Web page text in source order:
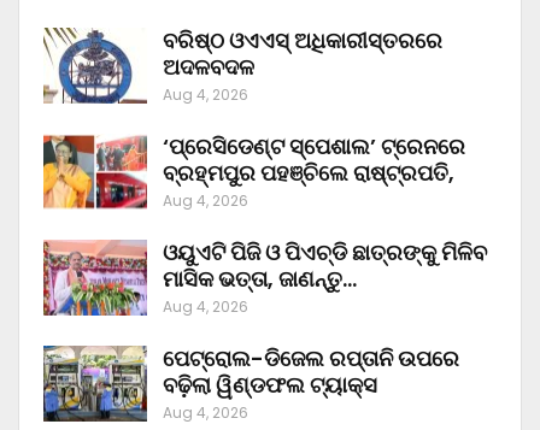
ବରିଷ୍ଠ ଓଏଏସ୍‌ ଅଧିକାରୀସ୍ତରରେ
ଅଦଳବଦଳ
Aug 4, 2026
‘ପ୍ରେସିଡେଣ୍ଟ ସ୍ପେଶାଲ’ ଟ୍ରେନରେ
ବ୍ରହ୍ମପୁର ପହଞ୍ଚିଲେ ରାଷ୍ଟ୍ରପତି,
Aug 4, 2026
ଓୟୁଏଟି ପିଜି ଓ ପିଏଚ୍‌ଡି ଛାତ୍ରଙ୍କୁ ମିଳିବ
ମାସିକ ଭତ୍ତା, ଜାଣନ୍ତୁ…
Aug 4, 2026
ପେଟ୍ରୋଲ-ଡିଜେଲ ରପ୍ତାନି ଉପରେ
ବଢ଼ିଲା ୱିଣ୍ଡଫଲ ଟ୍ୟାକ୍ସ
Aug 4, 2026